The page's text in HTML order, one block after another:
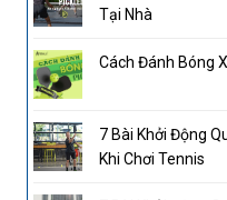
Tại Nhà
Cách Đánh Bóng
7 Bài Khởi Động
Khi Chơi Tennis